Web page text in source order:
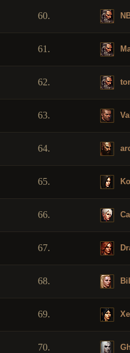
60.
61.
62.
63.
64.
65.
66.
67.
68.
69.
70.